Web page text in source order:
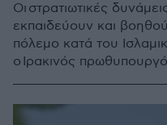
Οι στρατιωτικές
εκπαιδεύουν και
πόλεμο κατά του
ο Ιρακινός